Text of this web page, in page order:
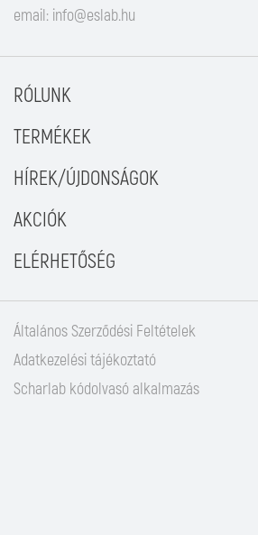
email: info@eslab.hu
RÓLUNK
TERMÉKEK
HÍREK/ÚJDONSÁGOK
AKCIÓK
ELÉRHETŐSÉG
Általános Szerződési Feltételek
Adatkezelési tájékoztató
Scharlab kódolvasó alkalmazás